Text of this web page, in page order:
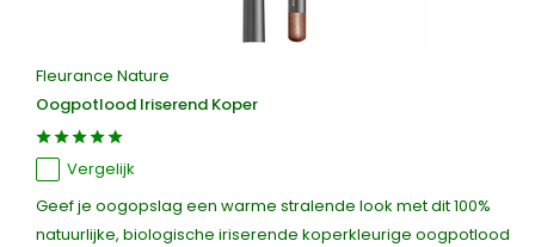
Fleurance Nature
Oogpotlood Iriserend Koper
Vergelijk
Geef je oogopslag een warme stralende look met dit 100%
natuurlijke, biologische iriserende koperkleurige oogpotlood